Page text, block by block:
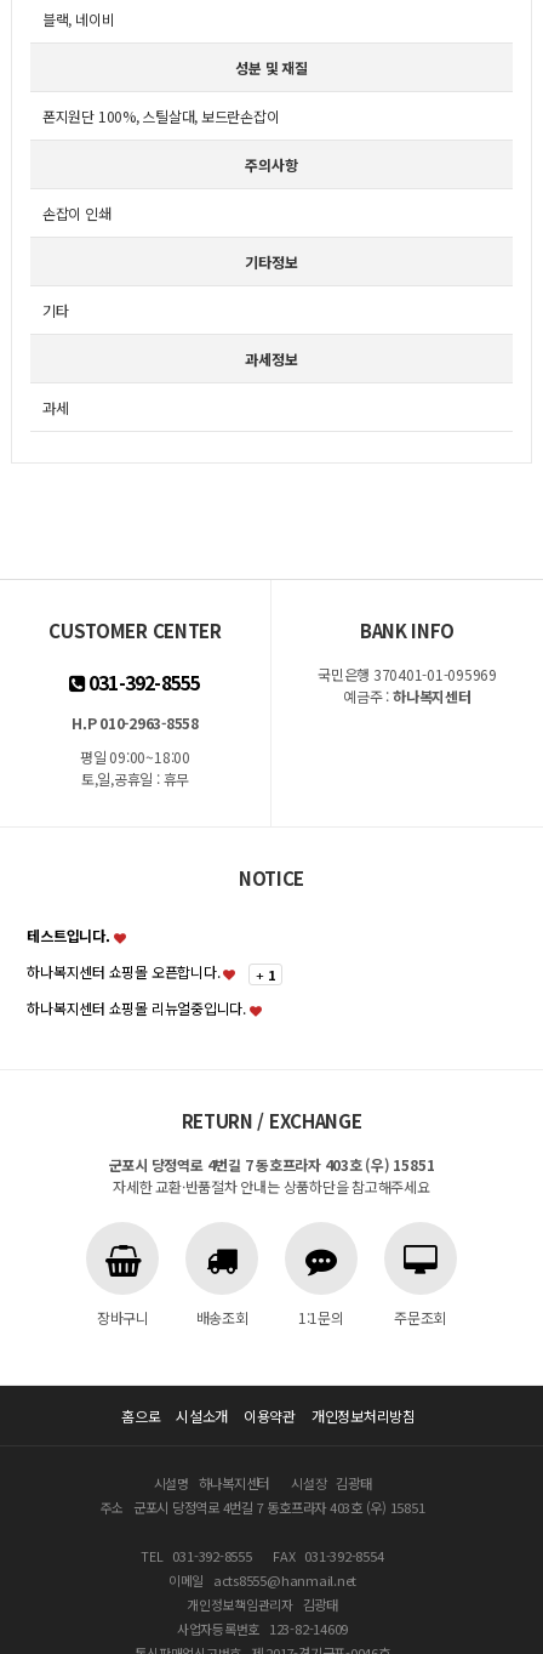
블랙, 네이비
성분 및 재질
폰지원단 100%, 스틸살대, 보드란손잡이
주의사항
손잡이 인쇄
기타정보
기타
과세정보
과세
CUSTOMER CENTER
031-392-8555
H.P 010-2963-8558
평일 09:00~18:00
토,일,공휴일 : 휴무
BANK INFO
국민은행 370401-01-095969
예금주 :하나복지센터
NOTICE
테스트입니다.
하나복지센터 쇼핑몰 오픈합니다.
+ 1
하나복지센터 쇼핑몰 리뉴얼중입니다.
RETURN / EXCHANGE
군포시 당정역로 4번길 7 동호프라자 403호 (우) 15851
자세한 교환·반품절차 안내는 상품하단을 참고해주세요
장바구니 배송조회 1:1문의 주문조회
홈으로 시설소개 이용약관 개인정보처리방침
시설명 하나복지센터 시설장 김광태
주소
군포시 당정역로 4번길 7 동호프라자 403호 (우) 15851
TEL 031-392-8555 FAX 031-392-8554
이메일
acts8555@hanmail.net
개인정보책임관리자 김광태
사업자등록번호 123-82-14609